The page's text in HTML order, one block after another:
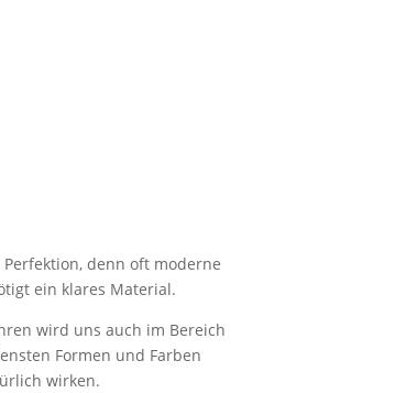
denn oft moderne
ein klares Material.
wird uns auch im Bereich
Formen und Farben
wirken.